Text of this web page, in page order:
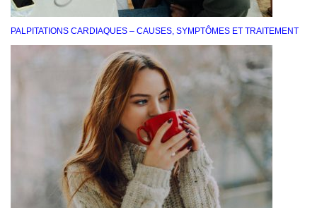
PALPITATIONS CARDIAQUES – CAUSES, SYMPTÔMES ET TRAITEMENT